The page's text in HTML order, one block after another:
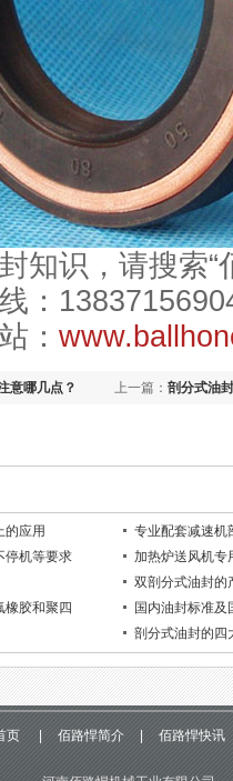
知识，请搜索“
：
：
上一篇： 剖分式油
意哪几点？
的应用
专业配套减速机
停机等要求
加热炉送风机专
双剖分式油封的
胶和聚四
国内油封标准及
剖分式油封的四
页 佰路悍简介 佰路悍快讯